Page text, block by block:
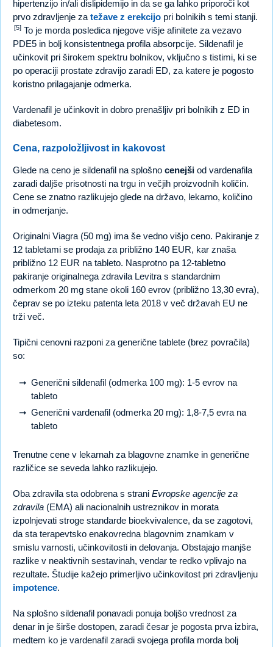
hipertenzijo in/ali dislipidemijo in da se ga lahko priporoči kot
prvo zdravljenje za težave z erekcijo pri bolnikih s temi stanji.
[5] To je morda posledica njegove višje afinitete za vezavo
PDE5 in bolj konsistentnega profila absorpcije. Sildenafil je
učinkovit pri širokem spektru bolnikov, vključno s tistimi, ki se
po operaciji prostate zdravijo zaradi ED, za katere je pogosto
koristno prilagajanje odmerka.
Vardenafil je učinkovit in dobro prenašljiv pri bolnikih z ED in
diabetesom.
Cena, razpoložljivost in kakovost
Glede na ceno je sildenafil na splošno cenejši od vardenafila
zaradi daljše prisotnosti na trgu in večjih proizvodnih količin.
Cene se znatno razlikujejo glede na državo, lekarno, količino
in odmerjanje.
Originalni Viagra (50 mg) ima še vedno višjo ceno. Pakiranje z
12 tabletami se prodaja za približno 140 EUR, kar znaša
približno 12 EUR na tableto. Nasprotno pa 12-tabletno
pakiranje originalnega zdravila Levitra s standardnim
odmerkom 20 mg stane okoli 160 evrov (približno 13,30 evra),
čeprav se po izteku patenta leta 2018 v več državah EU ne
trži več.
Tipični cenovni razponi za generične tablete (brez povračila)
so:
Generični sildenafil (odmerka 100 mg): 1-5 evrov na
tableto
Generični vardenafil (odmerka 20 mg): 1,8-7,5 evra na
tableto
Trenutne cene v lekarnah za blagovne znamke in generične
različice se seveda lahko razlikujejo.
Oba zdravila sta odobrena s strani Evropske agencije za
zdravila (EMA) ali nacionalnih ustreznikov in morata
izpolnjevati stroge standarde bioekvivalence, da se zagotovi,
da sta terapevtsko enakovredna blagovnim znamkam v
smislu varnosti, učinkovitosti in delovanja. Obstajajo manjše
razlike v neaktivnih sestavinah, vendar te redko vplivajo na
rezultate. Študije kažejo primerljivo učinkovitost pri zdravljenju
impotence.
Na splošno sildenafil ponavadi ponuja boljšo vrednost za
denar in je širše dostopen, zaradi česar je pogosta prva izbira,
medtem ko je vardenafil zaradi svojega profila morda bolj